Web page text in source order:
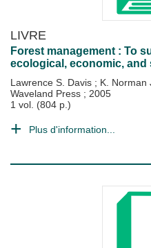
LIVRE
Forest management : To
ecological, economic, and
Lawrence S. Davis ; K. Norman
Waveland Press ; 2005
1 vol. (804 p.)
Plus d'information...